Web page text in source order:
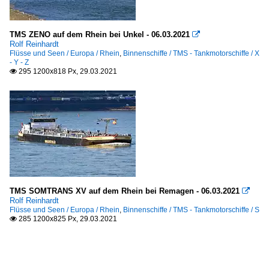
TMS ZENO auf dem Rhein bei Unkel - 06.03.2021 
Rolf Reinhardt
Flüsse und Seen / Europa / Rhein, Binnenschiffe / TMS - Tankmotorschiffe / X
- Y - Z
 295 1200x818 Px, 29.03.2021
TMS SOMTRANS XV auf dem Rhein bei Remagen - 06.03.2021 
Rolf Reinhardt
Flüsse und Seen / Europa / Rhein, Binnenschiffe / TMS - Tankmotorschiffe / S
 285 1200x825 Px, 29.03.2021